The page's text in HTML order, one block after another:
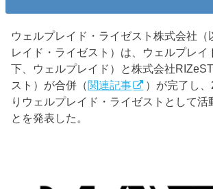
ウェルプレイド・ライゼスト株式会社（
レイド・ライゼスト）は、ウェルプレイ
下、ウェルプレイド）と株式会社
スト）が合併（関連記事
）が完了し
りウェルプレイド・ライゼストとして活
とを発表した。